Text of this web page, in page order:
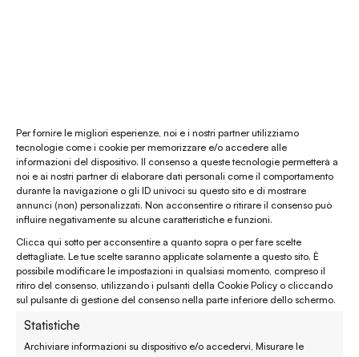
Per fornire le migliori esperienze, noi e i nostri partner utilizziamo
tecnologie come i cookie per memorizzare e/o accedere alle
informazioni del dispositivo. Il consenso a queste tecnologie permetterà a
noi e ai nostri partner di elaborare dati personali come il comportamento
durante la navigazione o gli ID univoci su questo sito e di mostrare
annunci (non) personalizzati. Non acconsentire o ritirare il consenso può
influire negativamente su alcune caratteristiche e funzioni.
Clicca qui sotto per acconsentire a quanto sopra o per fare scelte
dettagliate. Le tue scelte saranno applicate solamente a questo sito. È
possibile modificare le impostazioni in qualsiasi momento, compreso il
ritiro del consenso, utilizzando i pulsanti della Cookie Policy o cliccando
sul pulsante di gestione del consenso nella parte inferiore dello schermo.
Statistiche
Archiviare informazioni su dispositivo e/o accedervi, Misurare le
Assistenza clienti
Reso, recesso e rimborso
Chiamaci al(+39) 0444 32 12 22
WhatsApp(clicca per avviare la chat)
enaturasrl@pec.it
emporinaturashop@gmail.com